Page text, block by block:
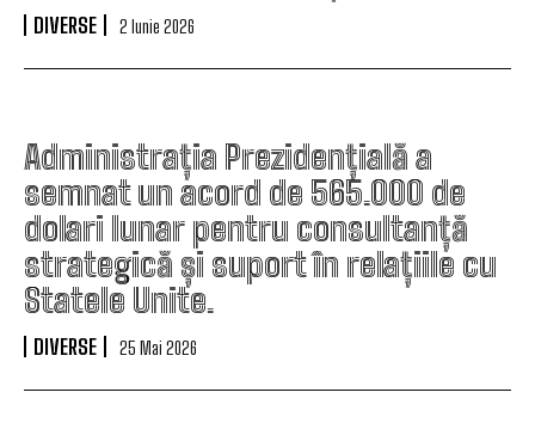
DIVERSE 2 Iunie 2026
Administrația Prezidențială a
semnat un acord de 565.000 de
dolari lunar pentru consultanță
strategică și suport în relațiile cu
Statele Unite.
DIVERSE 25 Mai 2026